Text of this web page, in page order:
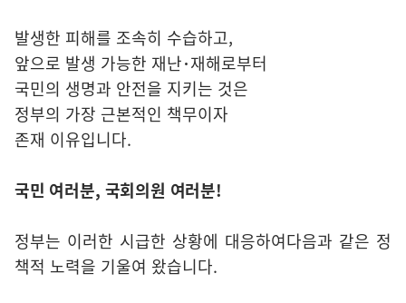
발생한 피해를 조속히 수습하고,
앞으로 발생 가능한 재난･재해로부터
국민의 생명과 안전을 지키는 것은
정부의 가장 근본적인 책무이자
존재 이유입니다.
국민 여러분, 국회의원 여러분!
정부는 이러한 시급한 상황에 대응하여다음과 같은 정
책적 노력을 기울여 왔습니다.